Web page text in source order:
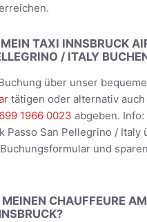
TAXI INNSBRUCK
/ ITALY
über unser
tätigen oder alternativ
1966 0023 abgeben.
Passo San Pellegrino / Italy
und
CHAUFFEURE AM